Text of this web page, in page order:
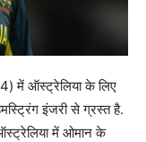
में ऑस्ट्रेलिया के लिए
इंजरी से ग्रस्त है.
में ओमान के